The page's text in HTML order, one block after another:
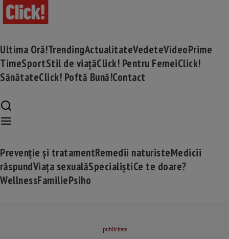
Ultima Oră!TrendingActualitateVedeteVideoPrime
TimeSportStil de viațăClick! Pentru FemeiClick!
SănătateClick! Poftă Bună!Contact
Prevenție și tratamentRemedii naturisteMedicii
răspundViața sexualăSpecialiștiCe te doare?
WellnessFamiliePsiho